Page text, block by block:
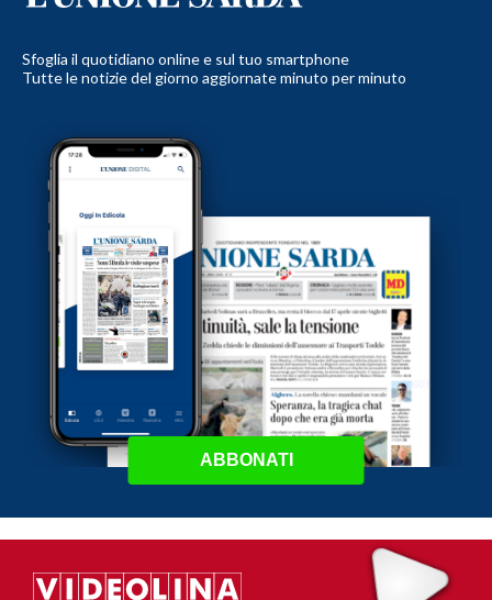
Sfoglia il quotidiano online e sul tuo smartphone
Tutte le notizie del giorno aggiornate minuto per minuto
ABBONATI